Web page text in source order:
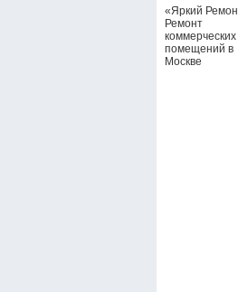
«Яркий
Ремонт
коммерческих
помещений в
Москве